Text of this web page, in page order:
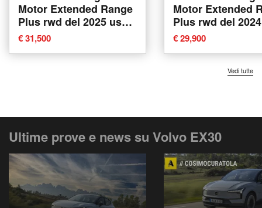
Motor Extended Range
Plus rwd del 2025 usata
a Forli'
€ 31,500
Motor Extended
Plus rwd del
a Imola
€ 29,900
Vedi tutte
Ultime prove e news su Volvo EX30